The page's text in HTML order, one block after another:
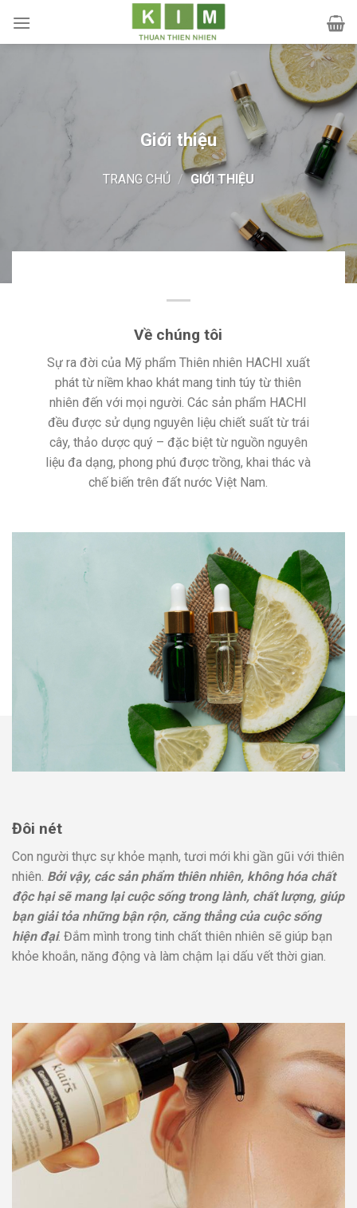
content
Giới thiệu
TRANG CHỦ / GIỚI THIỆU
Về chúng tôi
Sự ra đời của Mỹ phẩm Thiên nhiên HACHI xuất
phát từ niềm khao khát mang tinh túy từ thiên
nhiên đến với mọi người. Các sản phẩm HACHI
đều được sử dụng nguyên liệu chiết suất từ trái
cây, thảo dược quý – đặc biệt từ nguồn nguyên
liệu đa dạng, phong phú được trồng, khai thác và
chế biến trên đất nước Việt Nam.
Đôi nét
Con người thực sự khỏe mạnh, tươi mới khi gần gũi với thiên
nhiên. Bởi vậy, các sản phẩm thiên nhiên, không hóa chất
độc hại sẽ mang lại cuộc sống trong lành, chất lượng, giúp
bạn giải tỏa những bận rộn, căng thẳng của cuộc sống
hiện đại. Đắm mình trong tinh chất thiên nhiên sẽ giúp bạn
khỏe khoắn, năng động và làm chậm lại dấu vết thời gian.